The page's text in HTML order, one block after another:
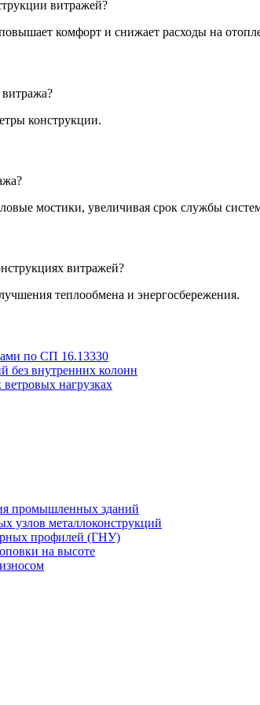
витражей?
комфорт и снижает расходы на
конструкции.
мостики, увеличивая срок службы
витражей?
теплообмена и энергосбережения.
по СП 16.13330
без внутренних колонн
нагрузках
промышленных зданий
узлов металлоконструкций
профилей (ГНУ)
на высоте